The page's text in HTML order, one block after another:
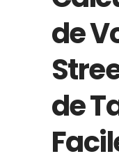
de
de